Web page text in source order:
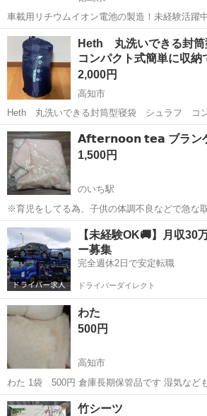
車載用リチウムイオン電池の製造！未経験活躍
躍中！寮費無料★備品付き1R寮完備！自宅から
駐車場完備◎正社員登用制度あり！《徳島県板野郡松
場のお仕事 ◇車載用リチウ...
徳島 その他
Heth 丸洗いできる封
コンパクト式簡単に収
2,000円
高知市
Heth 丸洗いできる封筒型寝袋 シュラフ コ
できる 軽量 3年前に約5,000円で購入し、2回車中泊で使用しまし
た。 屋外では使用しておりません。 洗濯済み。 サイズ
使用環境...
高知 高知市
𝗔𝗳𝘁𝗲𝗿𝗻𝗼𝗼𝗻 𝘁𝗲𝗮 ブラン
1,500円
のいち駅
※育児をしてる為、子供の体調不良などで急な
まうかもしれませんがご了承下さい。 𝗔𝗳𝘁𝗲𝗿𝗻𝗼𝗼𝗻 𝘁𝗲𝗮 ブランケット
です。 新品、未使用品です。 サイズは70×120cmです。 定価3800円
(...
高知 香南市 のいち駅 寝具 ブ
【未経験OK🚚】月収30
ー募集
完全週休2日で安定転職
ドライバーダイレクト
わた
500円
高知市
わた 1袋 500円 倉庫長期保管品です 湿気などもなく状態は良いです
使っていただける方へ
高知 高知市
竹シーツ